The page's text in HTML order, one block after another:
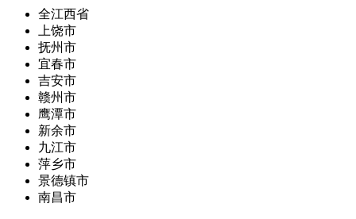
全江西省
上饶市
抚州市
宜春市
吉安市
赣州市
鹰潭市
新余市
九江市
萍乡市
景德镇市
南昌市